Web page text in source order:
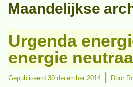
Maandelijkse
Urgenda
energie
Gepubliceerd 30 december 2014 | Door